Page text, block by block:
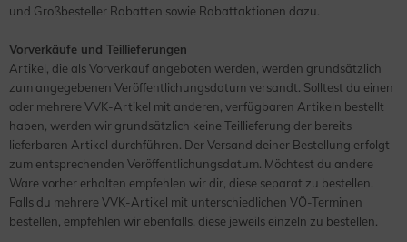
und Großbesteller Rabatten sowie Rabattaktionen dazu.
Vorverkäufe und Teillieferungen
Artikel, die als Vorverkauf angeboten werden, werden grundsätzlich
zum angegebenen Veröffentlichungsdatum versandt. Solltest du einen
oder mehrere VVK-Artikel mit anderen, verfügbaren Artikeln bestellt
haben, werden wir grundsätzlich keine Teillieferung der bereits
lieferbaren Artikel durchführen. Der Versand deiner Bestellung erfolgt
zum entsprechenden Veröffentlichungsdatum. Möchtest du andere
Ware vorher erhalten empfehlen wir dir, diese separat zu bestellen.
Falls du mehrere VVK-Artikel mit unterschiedlichen VÖ-Terminen
bestellen, empfehlen wir ebenfalls, diese jeweils einzeln zu bestellen.